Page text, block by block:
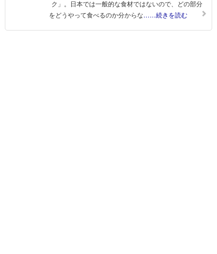
ク」。日本では一般的な食材ではないので、どの部分
をどうやって食べるのか分からな……続きを読む